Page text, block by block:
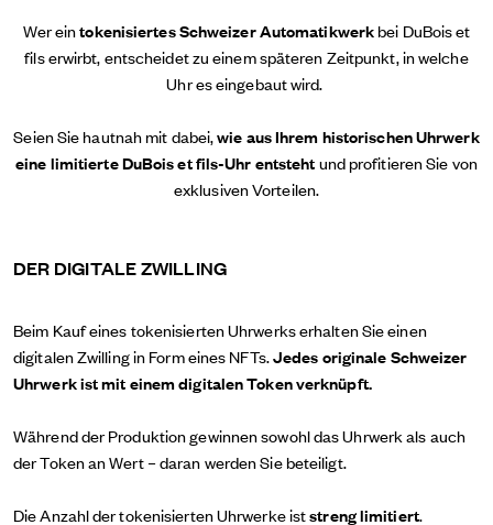
Wer eintokenisiertes Schweizer Automatikwerkbei DuBois et
fils erwirbt, entscheidet zu einem späteren Zeitpunkt, in welche
Uhr es eingebaut wird.
Seien Sie hautnah mit dabei,wie aus Ihrem historischen Uhrwerk
eine limitierte DuBois et fils-Uhr entstehtund profitieren Sie von
exklusiven Vorteilen.
DER DIGITALE ZWILLING
Beim Kauf eines tokenisierten Uhrwerks erhalten Sie einen
digitalen Zwilling in Form eines NFTs.Jedes originale Schweizer
Uhrwerk ist mit einem digitalen Token verknüpft.
Während der Produktion gewinnen sowohl das Uhrwerk als auch
der Token an Wert – daran werden Sie beteiligt.
Die Anzahl der tokenisierten Uhrwerke iststreng limitiert.